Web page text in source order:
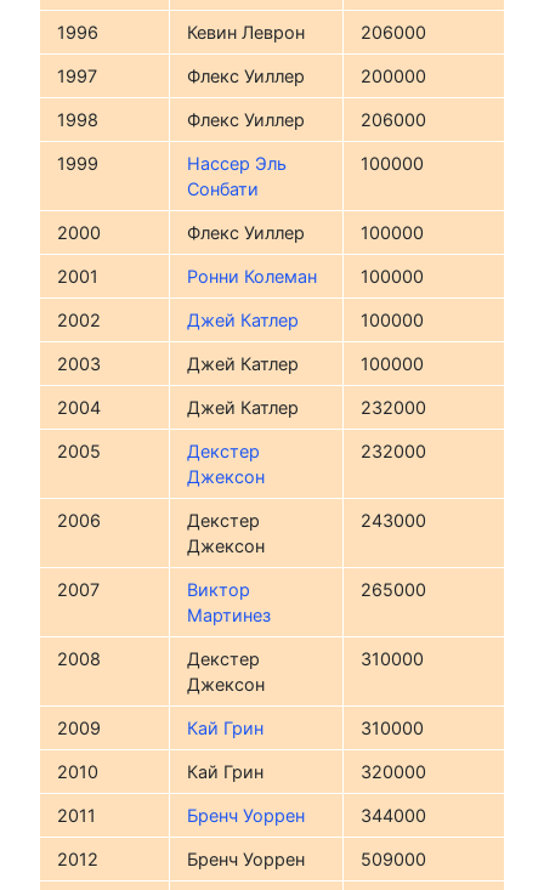
1996 Кевин Леврон 206000
1997 Флекс Уиллер 200000
1998 Флекс Уиллер 206000
1999
Нассер Эль
Сонбати
100000
2000 Флекс Уиллер 100000
2001 Ронни Колеман 100000
2002 Джей Катлер 100000
2003 Джей Катлер 100000
2004 Джей Катлер 232000
2005
Декстер
Джексон
232000
2006
Декстер
Джексон
243000
2007
Виктор
Мартинез
265000
2008
Декстер
Джексон
310000
2009 Кай Грин 310000
2010 Кай Грин 320000
2011 Бренч Уоррен 344000
2012 Бренч Уоррен 509000